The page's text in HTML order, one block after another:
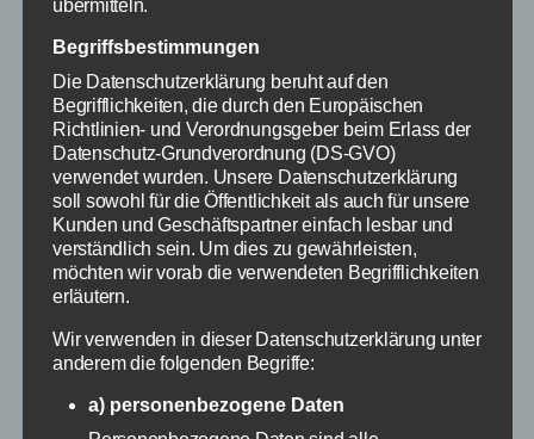
übermitteln.
Begriffsbestimmungen
Die Datenschutzerklärung beruht auf den
Begrifflichkeiten, die durch den Europäischen
Richtlinien- und Verordnungsgeber beim Erlass der
Datenschutz-Grundverordnung (DS-GVO)
verwendet wurden. Unsere Datenschutzerklärung
soll sowohl für die Öffentlichkeit als auch für unsere
Kunden und Geschäftspartner einfach lesbar und
verständlich sein. Um dies zu gewährleisten,
möchten wir vorab die verwendeten Begrifflichkeiten
erläutern.
Wir verwenden in dieser Datenschutzerklärung unter
anderem die folgenden Begriffe:
a) personenbezogene Daten